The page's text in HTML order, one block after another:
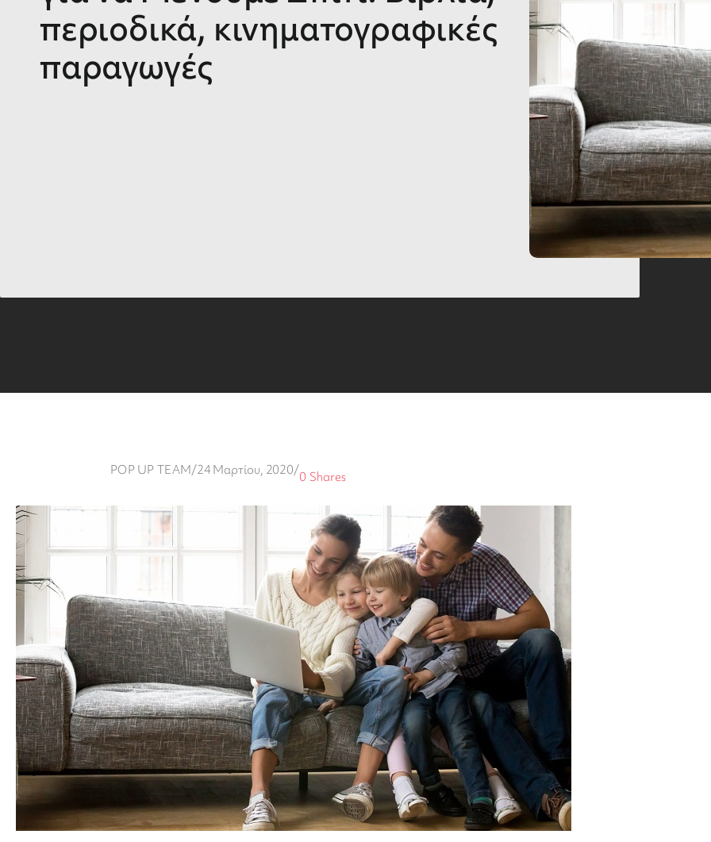
περιοδικά, κινηματογραφικές
παραγωγές
POP UP TEAM/24 Μαρτίου, 2020/ Shares
0